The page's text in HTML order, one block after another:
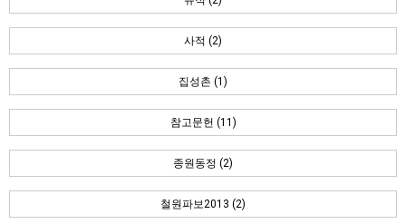
사적 (2)
집성촌 (1)
참고문헌 (11)
종원동정 (2)
철원파보2013 (2)